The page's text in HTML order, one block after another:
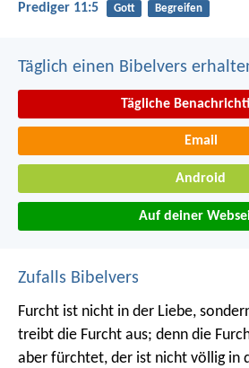
Prediger 11:5 Gott Begreifen
Täglich einen Bibelvers
Tägliche
Email
Android
Auf deiner
Zufalls Bibelvers
Furcht ist nicht in der Liebe,
treibt die Furcht aus; denn die
aber fürchtet, der ist nicht völlig in